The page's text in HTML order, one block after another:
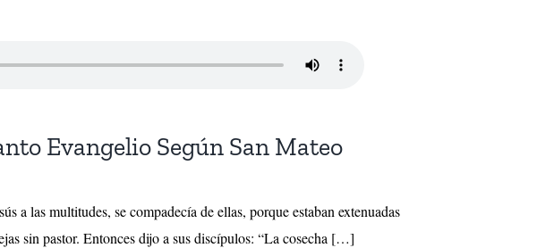
Evangelio Según San Mateo
a las multitudes, se compadecía de ellas, porque estaban extenuadas
sin pastor. Entonces dijo a sus discípulos: “La cosecha […]